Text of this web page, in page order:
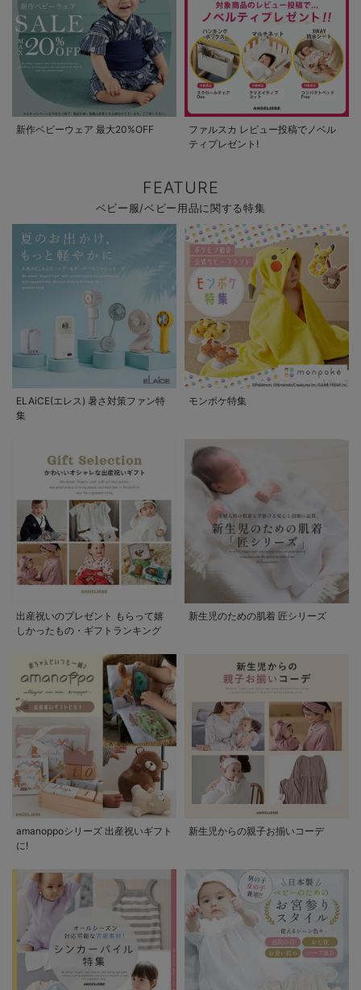
新作ベビーウェア 最大20%OFF
ファルスカ レビュー投稿でノベル
ティプレゼント!
FEATURE
ベビー服/ベビー用品に関する特集
ELAiCE(エレス) 暑さ対策ファン特
集
モンポケ特集
出産祝いのプレゼント もらって嬉
しかったもの・ギフトランキング
新生児のための肌着 匠シリーズ
amanoppoシリーズ 出産祝いギフト
に!
新生児からの親子お揃いコーデ